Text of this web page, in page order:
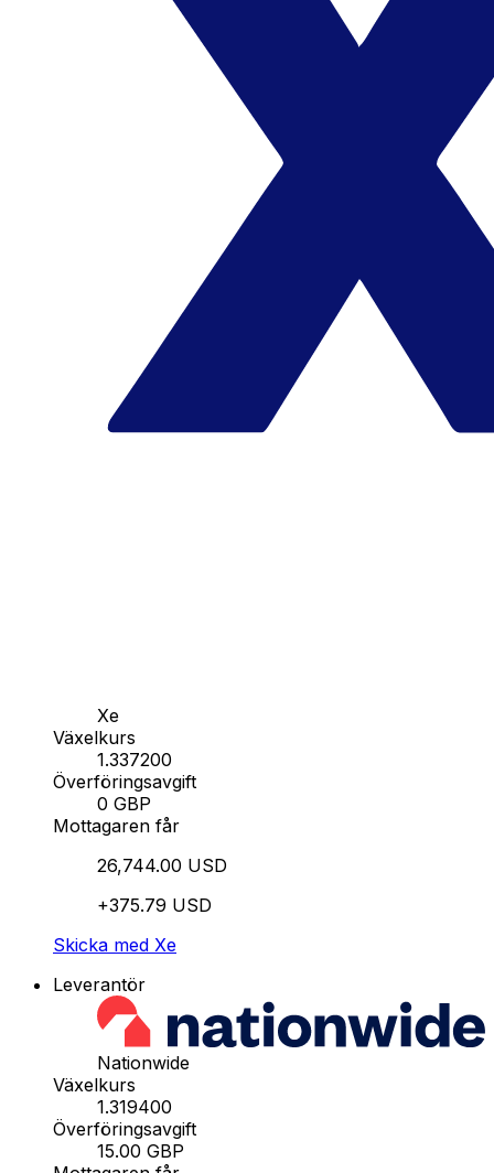
Xe
Växelkurs
1.337200
Överföringsavgift
0 GBP
Mottagaren får
26,744.00 USD
+375.79 USD
Skicka med Xe
Leverantör
Nationwide
Växelkurs
1.319400
Överföringsavgift
15.00 GBP